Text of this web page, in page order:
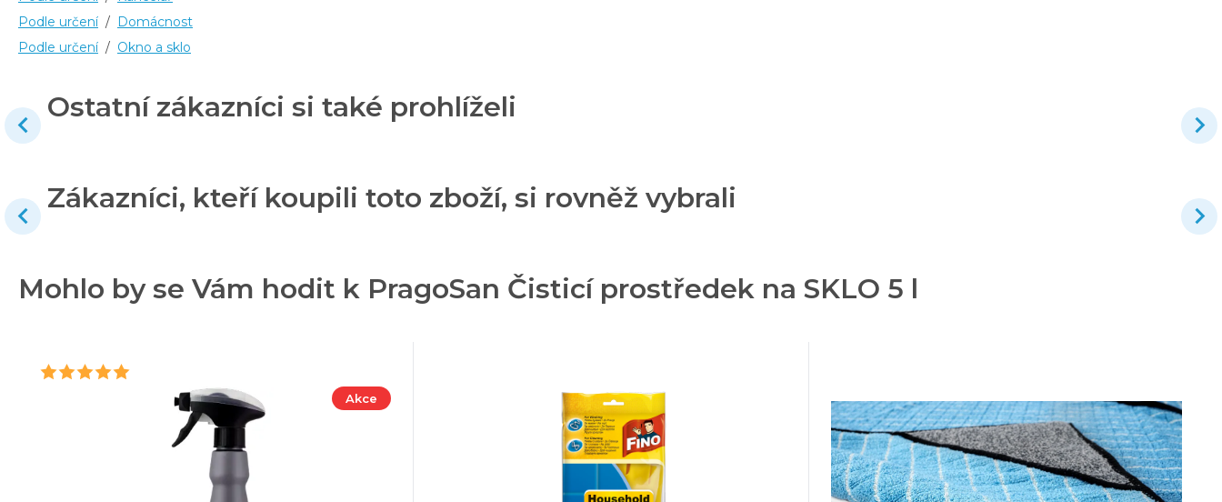
Podle určení / Domácnost
Podle určení / Okno a sklo
Ostatní zákazníci si také prohlíželi
Zákazníci, kteří koupili toto zboží, si rovněž vybrali
Mohlo by se Vám hodit k PragoSan Čisticí prostředek na SKLO 5 l
Akce